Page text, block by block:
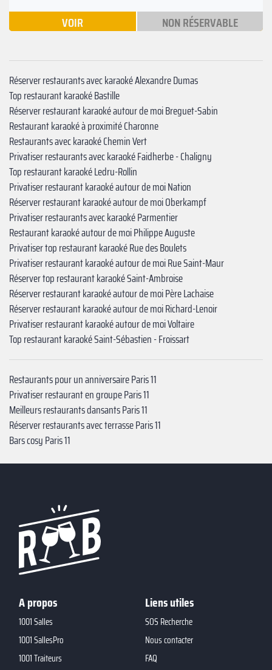
VOIR NON RÉSERVABLE
Réserver restaurants avec karaoké Alexandre Dumas‍
Top restaurant karaoké Bastille
Réserver restaurant karaoké autour de moi Breguet-Sabin
Restaurant karaoké à proximité Charonne‍
Restaurants avec karaoké Chemin Vert
Privatiser restaurants avec karaoké Faidherbe - Chaligny
Top restaurant karaoké Ledru-Rollin
Privatiser restaurant karaoké autour de moi Nation
Réserver restaurant karaoké autour de moi Oberkampf
Privatiser restaurants avec karaoké Parmentier
Restaurant karaoké autour de moi Philippe Auguste
Privatiser top restaurant karaoké Rue des Boulets
Privatiser restaurant karaoké autour de moi Rue Saint-Maur
Réserver top restaurant karaoké Saint-Ambroise
Réserver restaurant karaoké autour de moi ‍Père Lachaise
Réserver restaurant karaoké autour de moi ‍Richard-Lenoir
Privatiser restaurant karaoké autour de moi ‍Voltaire
Top restaurant karaoké ‍‍Saint-Sébastien - Froissart
Restaurants pour un anniversaire Paris 11
Privatiser restaurant en groupe Paris 11
Meilleurs restaurants dansants Paris 11
Réserver restaurants avec terrasse Paris 11
Bars cosy Paris 11
A propos
1001 Salles
1001 SallesPro
1001 Traiteurs
Liens utiles
SOS Recherche
Nous contacter
FAQ